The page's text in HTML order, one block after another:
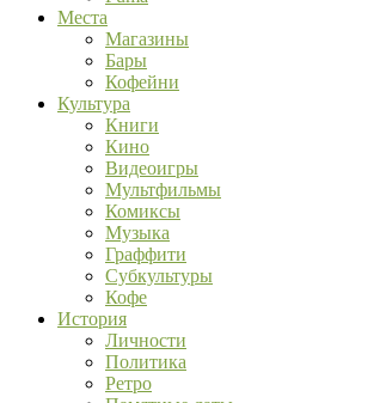
Места
Магазины
Бары
Кофейни
Культура
Книги
Кино
Видеоигры
Мультфильмы
Комиксы
Музыка
Граффити
Субкультуры
Кофе
История
Личности
Политика
Ретро